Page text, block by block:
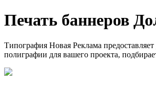
Печать баннеров
Типография Новая Реклама
полиграфии для вашего проекта,